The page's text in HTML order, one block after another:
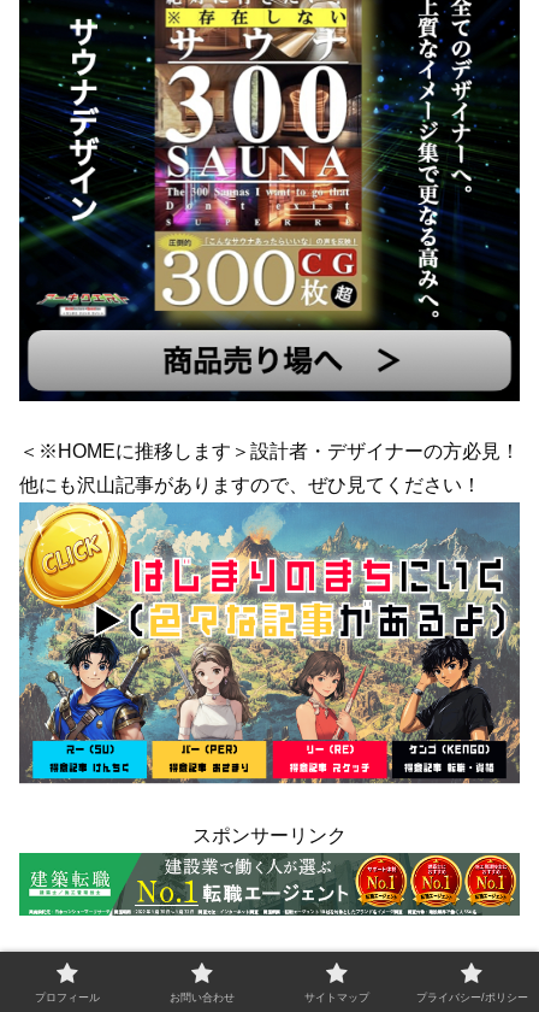
＜※HOMEに推移します＞設計者・デザイナーの方必見！
他にも沢山記事がありますので、ぜひ見てください！
スポンサーリンク
育児休業の石垣島ライフを体験記にしました！
プロフィール お問い合わせ サイトマップ プライバシー/ポリシー